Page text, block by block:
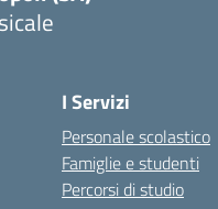
I Servizi
Personale scolastico
Famiglie e studenti
Percorsi di studio